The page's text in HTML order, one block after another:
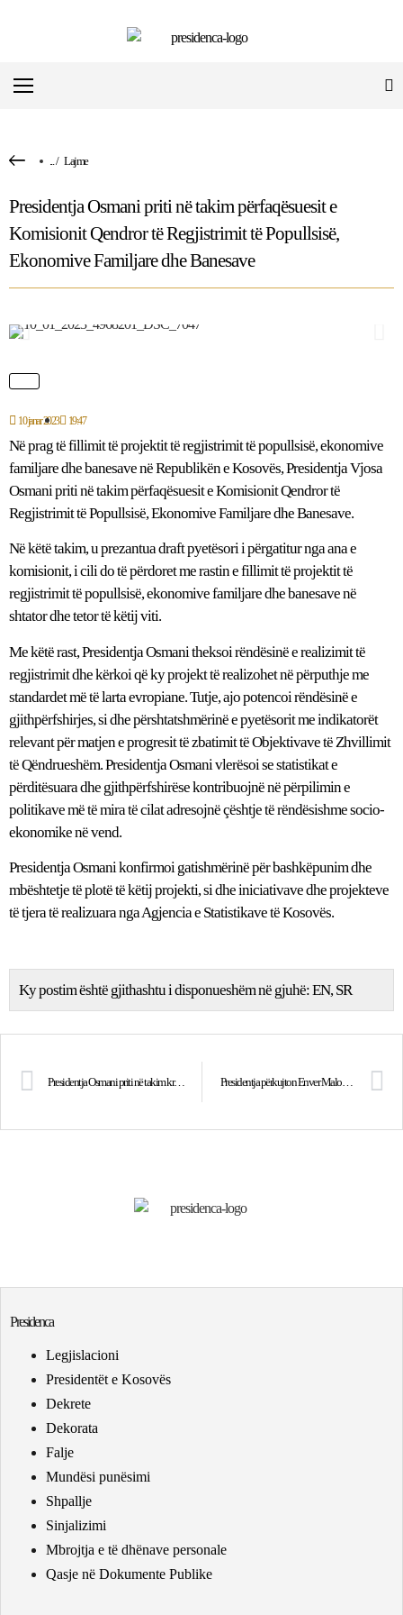
.../ Lajme
Presidentja Osmani priti në takim përfaqësuesit e
Komisionit Qendror të Regjistrimit të Popullsisë,
Ekonomive Familjare dhe Banesave
10 janar 2023 19:47
Në prag të fillimit të projektit të regjistrimit të popullsisë, ekonomive
familjare dhe banesave në Republikën e Kosovës, Presidentja Vjosa
Osmani priti në takim përfaqësuesit e Komisionit Qendror të
Regjistrimit të Popullsisë, Ekonomive Familjare dhe Banesave.
Në këtë takim, u prezantua draft pyetësori i përgatitur nga ana e
komisionit, i cili do të përdoret me rastin e fillimit të projektit të
regjistrimit të popullsisë, ekonomive familjare dhe banesave në
shtator dhe tetor të këtij viti.
Me këtë rast, Presidentja Osmani theksoi rëndësinë e realizimit të
regjistrimit dhe kërkoi që ky projekt të realizohet në përputhje me
standardet më të larta evropiane. Tutje, ajo potencoi rëndësinë e
gjithpërfshirjes, si dhe përshtatshmërinë e pyetësorit me indikatorët
relevant për matjen e progresit të zbatimit të Objektivave të Zhvillimit
të Qëndrueshëm. Presidentja Osmani vlerësoi se statistikat e
përditësuara dhe gjithpërfshirëse kontribuojnë në përpilimin e
politikave më të mira të cilat adresojnë çështje të rëndësishme socio-
ekonomike në vend.
Presidentja Osmani konfirmoi gatishmërinë për bashkëpunim dhe
mbështetje të plotë të këtij projekti, si dhe iniciativave dhe projekteve
të tjera të realizuara nga Agjencia e Statistikave të Kosovës.
Ky postim është gjithashtu i disponueshëm në gjuhë:EN SR
Presidentja Osmani priti në takim kryetarin e Aleancës për Shqiptarët, z. Arben Taravari Presidentja përkujton Enver Malokun: Siç bëri ai për të vërtetën, duhet të bëjmë ne, duke zbardhur autorët e vrasjes së tij
Presidenca
Legjislacioni
Presidentët e Kosovës
Dekrete
Dekorata
Falje
Mundësi punësimi
Shpallje
Sinjalizimi
Mbrojtja e të dhënave personale
Qasje në Dokumente Publike